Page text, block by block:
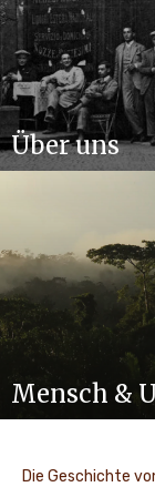
Über uns
Mensch &
Die Geschichte